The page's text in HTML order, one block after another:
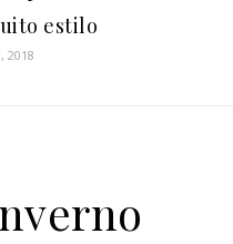
estilo
2018